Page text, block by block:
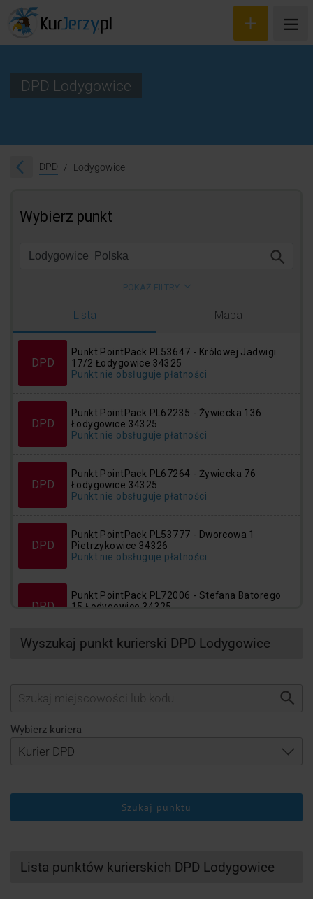
Rejestracja
DPD Lodygowice
DPD Lodygowice
Wyszukaj punkt kurierski DPD Lodygowice
Wybierz kuriera
Szukaj punktu
Lista punktów kurierskich DPD Lodygowice